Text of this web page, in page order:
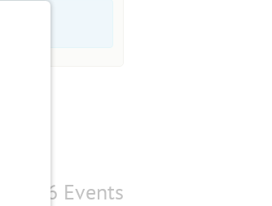
6 Events